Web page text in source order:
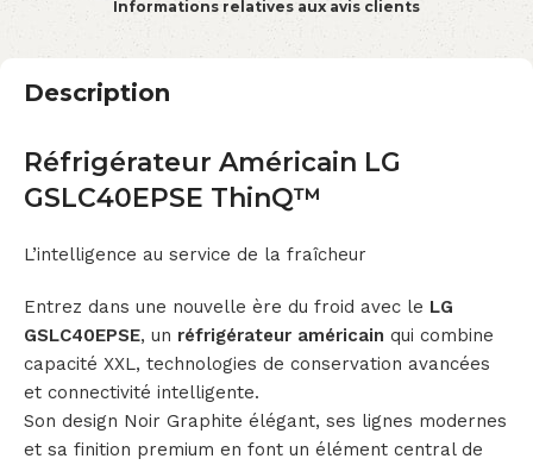
Informations relatives aux avis clients
Description
Réfrigérateur Américain LG
GSLC40EPSE ThinQ™
L’intelligence au service de la fraîcheur
Entrez dans une nouvelle ère du froid avec le LG
GSLC40EPSE, un réfrigérateur américain qui combine
capacité XXL, technologies de conservation avancées
et connectivité intelligente.
Son design Noir Graphite élégant, ses lignes modernes
et sa finition premium en font un élément central de